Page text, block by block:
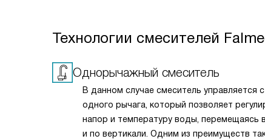
Технологии смесителей
Однорычажный смеситель
В данном случае смеситель управляется
одного рычага, который позволяет
напор и температуру воды, перемещаясь
и по вертикали. Одним из преимуществ